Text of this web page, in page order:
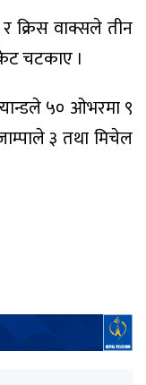
क्रिस वाक्सले तीन
चटकाए ।
५० ओभरमा ९
३ तथा मिचेल